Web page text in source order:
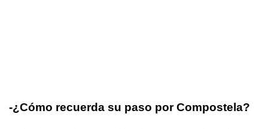
-¿Cómo recuerda su paso por Compostela?